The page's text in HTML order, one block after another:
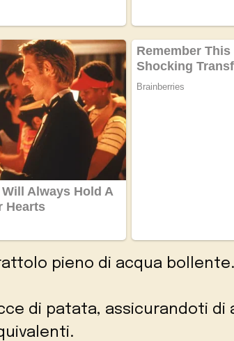
pieno di acqua bollente.
di patata, assicurandoti di